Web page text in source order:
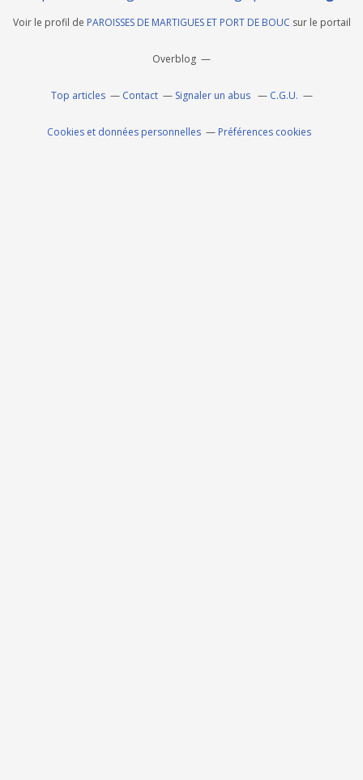
Voir le profil de PAROISSES DE MARTIGUES ET PORT DE BOUC sur le portail
Overblog
Top articles Contact Signaler un abus C.G.U.
Cookies et données personnelles Préférences cookies